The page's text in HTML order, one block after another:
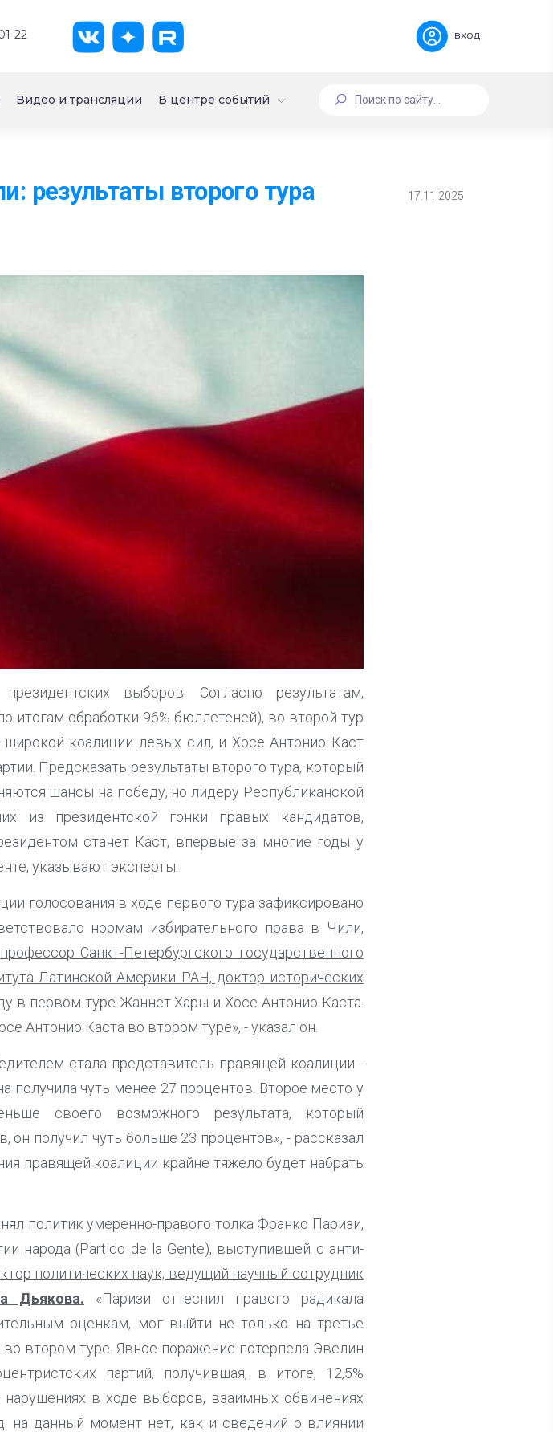
22 вход
Видео и трансляции В центре событий
результаты второго тура
17.11.2025
выборов. Согласно результатам,
итогам обработки 96% бюллетеней), во второй тур
коалиции левых сил, и Хосе Антонио Каст
Предсказать результаты второго тура, который
шансы на победу, но лидеру Республиканской
из президентской гонки правых кандидатов,
станет Каст, впервые за многие годы у
указывают эксперты.
голосования в ходе первого тура зафиксировано
нормам избирательного права в Чили,
профессор Санкт-Петербургского государственного
Латинской Америки РАН, доктор исторических
в первом туре Жаннет Хары и Хосе Антонио Каста.
Антонио Каста во втором туре», - указал он.
стала представитель правящей коалиции -
получила чуть менее 27 процентов. Второе место у
своего возможного результата, который
он получил чуть больше 23 процентов», - рассказал
правящей коалиции крайне тяжело будет набрать
политик умеренно-правого толка Франко Паризи,
народа (Partido de la Gente), выступившей с анти-
политических наук, ведущий научный сотрудник
Дьякова. «Паризи оттеснил правого радикала
оценкам, мог выйти не только на третье
втором туре. Явное поражение потерпела Эвелин
партий, получившая, в итоге, 12,5%
в ходе выборов, взаимных обвинениях
на данный момент нет, как и сведений о влиянии